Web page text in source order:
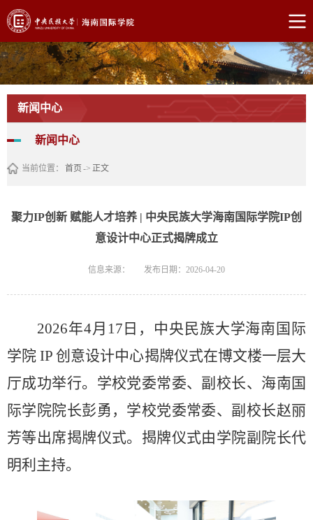
新闻中心
新闻中心
当前位置： 首页-> 正文
聚力IP创新 赋能人才培养 | 中央民族大学海南国际学院IP创
意设计中心正式揭牌成立
信息来源： 发布日期：2026-04-20
2026年4月17日，中央民族大学海南国际
学院 IP 创意设计中心揭牌仪式在博文楼一层大
厅成功举行。学校党委常委、副校长、海南国
际学院院长彭勇，学校党委常委、副校长赵丽
芳等出席揭牌仪式。揭牌仪式由学院副院长代
明利主持。